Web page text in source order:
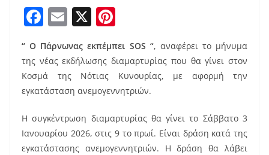
F
a
c
e
b
o
o
E
ai
l
X
er
e
st
“ Ο Πάρνωνας εκπέμπει SOS “, αναφέρει το μήνυμα
της νέας εκδήλωσης διαμαρτυρίας που θα γίνει στον
Κοσμά της Νότιας Κυνουρίας, με αφορμή την
εγκατάσταση ανεμογεννητριών.
Η συγκέντρωση διαμαρτυρίας θα γίνει το Σάββατο 3
Ιανουαρίου 2026, στις 9 το πρωί. Είναι δράση κατά της
εγκατάστασης ανεμογεννητριών. Η δράση θα λάβει